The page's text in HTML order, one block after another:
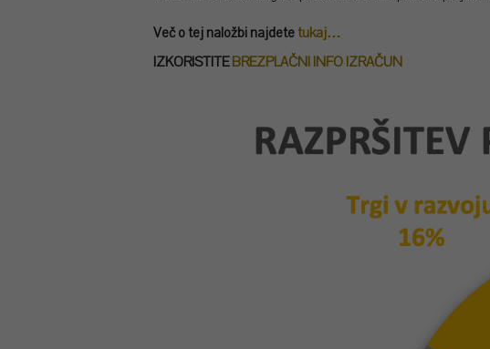
Več o tej naložbi najdete tukaj…
IZKORISTITEBREZPLAČNI INFO IZRAČUN